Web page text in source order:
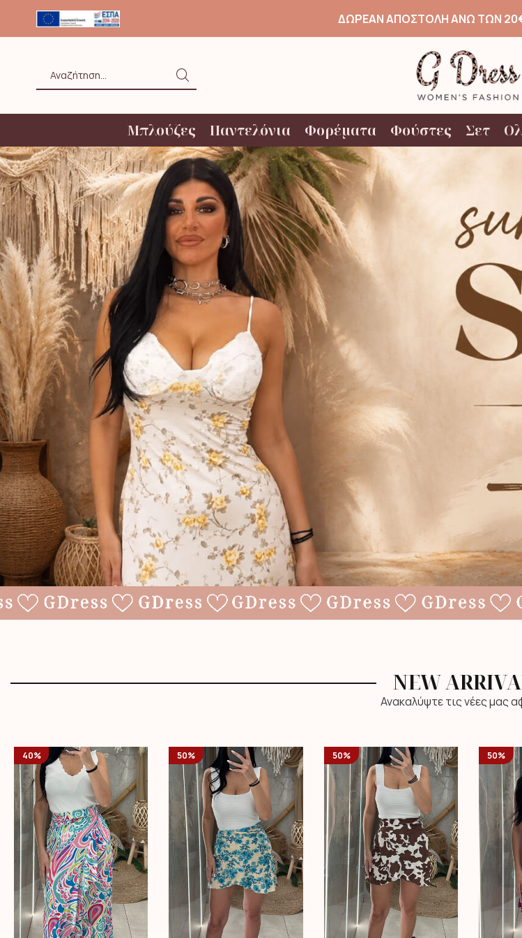
ΑΝΩ ΤΩΝ 20€ ΜΕ BOX NOW ΔΩΡΕΑΝ ΑΠΟΣΤΟΛΗ ΑΝΩ ΤΩΝ 20€
input
Μπλούζες Παντελόνια Φορέματα Φούστες Σετ
NEW
Ανακαλύψτε τις νέες μας
40% 50% 50% 50%